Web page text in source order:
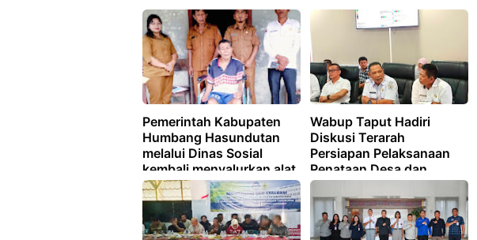
Pemerintah Kabupaten
Humbang Hasundutan
melalui Dinas Sosial
kembali menyalurkan alat
bantu bagi masyarakat
yang membutuhkan.
Wabup Taput Hadiri
Diskusi Terarah
Persiapan Pelaksanaan
Penataan Desa dan
Penegasan Batas Desa